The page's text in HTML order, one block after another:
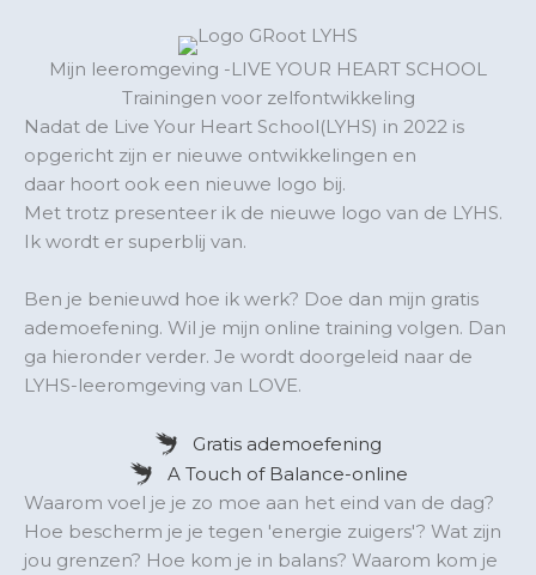
Mijn leeromgeving -LIVE YOUR HEART SCHOOL
Trainingen voor zelfontwikkeling
Nadat de Live Your Heart School(LYHS) in 2022 is
opgericht zijn er nieuwe ontwikkelingen en
daar hoort ook een nieuwe logo bij.
Met trotz presenteer ik de nieuwe logo van de LYHS.
Ik wordt er superblij van.
Ben je benieuwd hoe ik werk? Doe dan mijn gratis
ademoefening. Wil je mijn online training volgen. Dan
ga hieronder verder. Je wordt doorgeleid naar de
LYHS-leeromgeving van LOVE.
Gratis ademoefening
A Touch of Balance-online
Waarom voel je je zo moe aan het eind van de dag?
Hoe bescherm je je tegen 'energie zuigers'? Wat zijn
jou grenzen? Hoe kom je in balans? Waarom kom je